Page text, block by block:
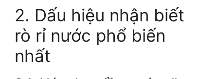
2. Dấu hiệu nhận biết
rò rỉ nước phổ biến
nhất